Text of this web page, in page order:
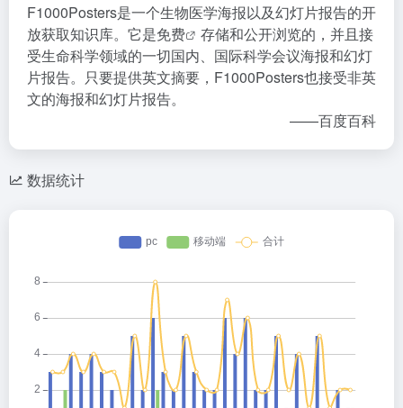
F1000Posters是一个生物医学海报以及幻灯片报告的开
放获取知识库。它是免费
存储和公开浏览的，并且接
受生命科学领域的一切国内、国际科学会议海报和幻灯
片报告。只要提供英文摘要，F1000Posters也接受非英
文的海报和幻灯片报告。
——百度百科
数据统计